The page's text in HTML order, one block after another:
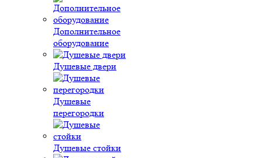
Дополнительное
оборудование
Душевые двери
Душевые
перегородки
Душевые стойки